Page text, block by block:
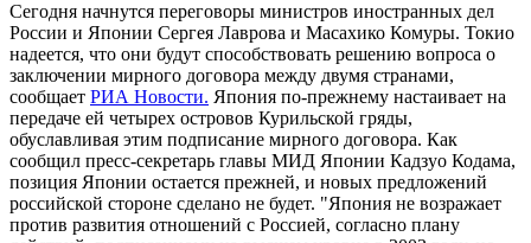
Сегодня начнутся переговоры министров иностранных дел
России и Японии Сергея Лаврова и Масахико Комуры. Токио
надеется, что они будут способствовать решению вопроса о
заключении мирного договора между двумя странами,
сообщает РИА Новости. Япония по-прежнему настаивает на
передаче ей четырех островов Курильской гряды,
обуславливая этим подписание мирного договора. Как
сообщил пресс-секретарь главы МИД Японии Кадзуо Кодама,
позиция Японии остается прежней, и новых предложений
российской стороне сделано не будет. "Япония не возражает
против развития отношений с Россией, согласно плану